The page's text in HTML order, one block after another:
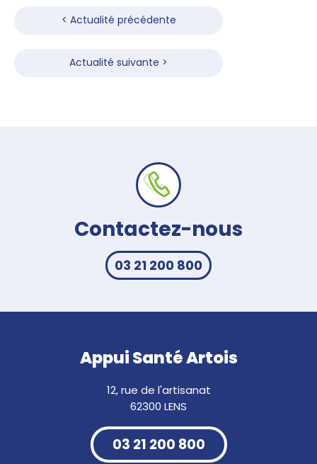
l’article
< Actualité précédente
Actualité suivante >
Contactez-nous
03 21 200 800
Appui Santé Artois
12, rue de l'artisanat
62300 LENS
03 21 200 800